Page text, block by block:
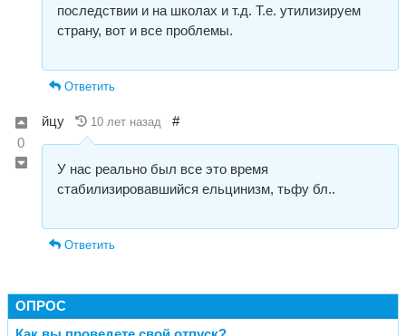
последствии и на школах и т.д. Т.е. утилизируем
страну, вот и все проблемы.
Ответить
0
йцу 10 лет назад #
У нас реально был все это время
стабилизировавшийся ельцинизм, тьфу бл..
Ответить
ОПРОС